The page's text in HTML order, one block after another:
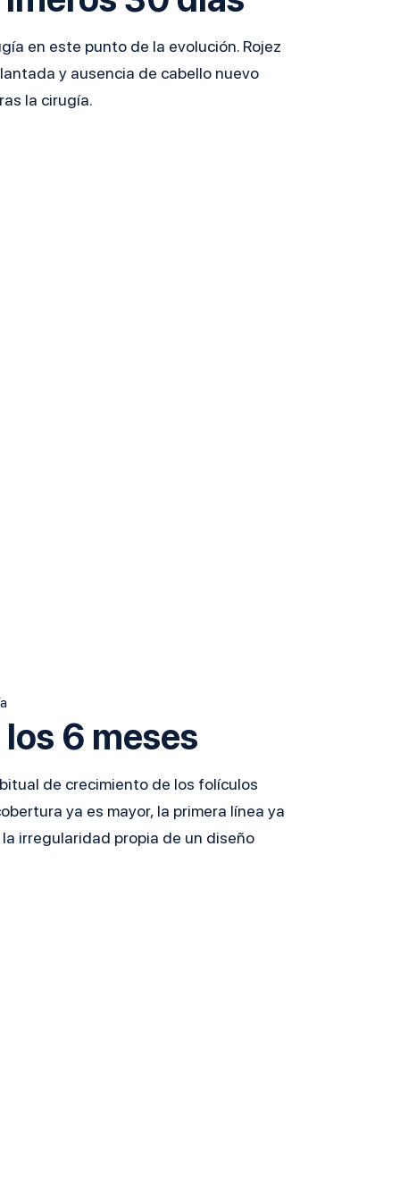
en este punto de la evolución. Rojez
y ausencia de cabello nuevo
la cirugía.
6 meses
de crecimiento de los folículos
ya es mayor, la primera línea ya
irregularidad propia de un diseño